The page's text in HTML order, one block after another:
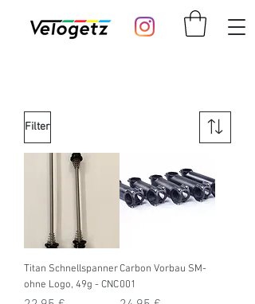
Filter
Titan Schnellspanner
ohne Logo, 49g - CNC
Carbon Vorbau SM-
001